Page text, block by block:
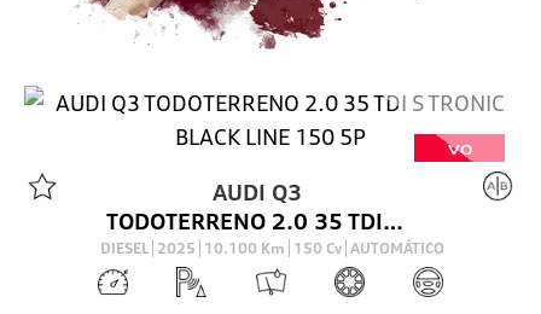
VO
AUDI Q3
TODOTERRENO 2.0 35 TDI S TRONIC BLACK LINE 150 5P
DIESEL 2025 10.100 Km 150 Cv AUTOMÁTICO